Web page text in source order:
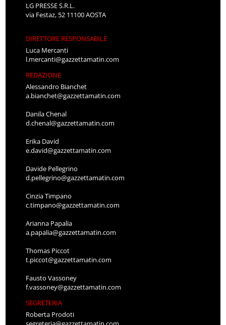
LG PRESSE S.R.L.
via Festaz, 52 11100 AOSTA
DIRETTORE RESPONSABILE
Luca Mercanti
l.mercanti@gazzettamatin.com
REDAZIONE
Alessandro Bianchet
a.bianchet@gazzettamatin.com
Danila Chenal
d.chenal@gazzettamatin.com
Erika David
e.david@gazzettamatin.com
Davide Pellegrino
d.pellegrino@gazzettamatin.com
Cinzia Timpano
c.timpano@gazzettamatin.com
Arianna Papalia
a.papalia@gazzettamatin.com
Thomas Piccot
t.piccot@gazzettamatin.com
Fausto Vassoney
f.vassoney@gazzettamatin.com
SEGRETERIA
Roberta Prodoti